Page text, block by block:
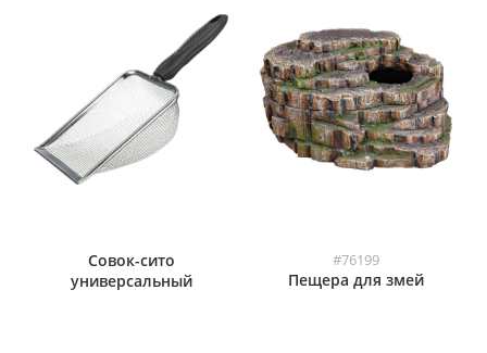
Совок-сито
универсальный
#76199
Пещера для змей